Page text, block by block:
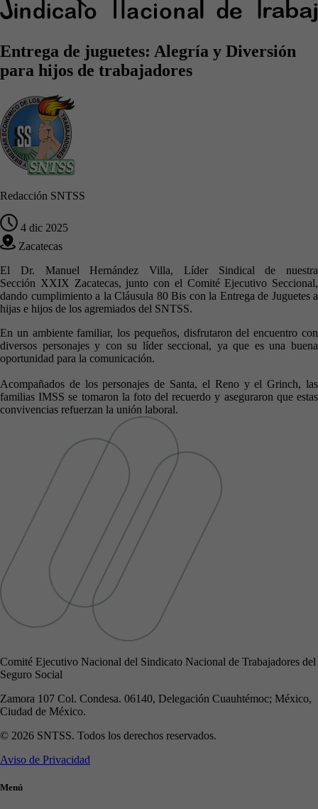
Entrega de juguetes: Alegría y Diversión
para hijos de trabajadores
Redacción SNTSS
4 dic 2025
Zacatecas
El Dr. Manuel Hernández Villa, Líder Sindical de nuestra
Sección XXIX Zacatecas, junto con el Comité Ejecutivo Seccional,
dando cumplimiento a la Cláusula 80 Bis con la Entrega de Juguetes a
hijas e hijos de los agremiados del SNTSS.
En un ambiente familiar, los pequeños, disfrutaron del encuentro con
diversos personajes y con su líder seccional, ya que es una buena
oportunidad para la comunicación.
Acompañados de los personajes de Santa, el Reno y el Grinch, las
familias IMSS se tomaron la foto del recuerdo y aseguraron que estas
convivencias refuerzan la unión laboral.
Comité Ejecutivo Nacional del Sindicato Nacional de Trabajadores del
Seguro Social
Zamora 107 Col. Condesa. 06140, Delegación Cuauhtémoc; México,
Ciudad de México.
© 2026 SNTSS. Todos los derechos reservados.
Aviso de Privacidad
Menú